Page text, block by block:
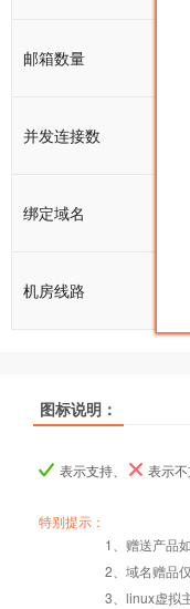
邮箱数量
并发连接数
绑定域名
机房线路
产品名称
产品名称
产品名称
数据定期备份
图标说明：
表示支持、 表示不
特别提示：
1、赠送产品
2、域名赠品
3、linux虚拟